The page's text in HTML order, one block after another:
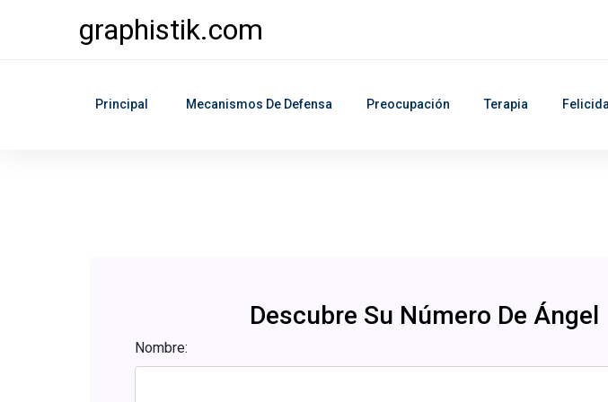
graphistik.com
Principal Mecanismos De Defensa Preocupación Terapia
Descubre Su Número De Ángel
Nombre: